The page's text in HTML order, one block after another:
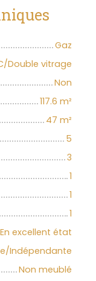
Gaz
Double vitrage
Non
117.6 m²
47 m²
5
3
1
1
1
En excellent état
Indépendante
Non meublé